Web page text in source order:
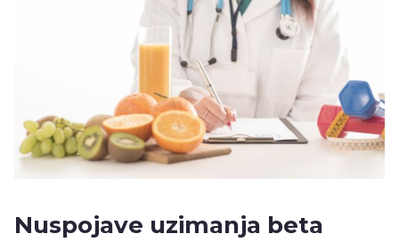
Nuspojave uzimanja beta